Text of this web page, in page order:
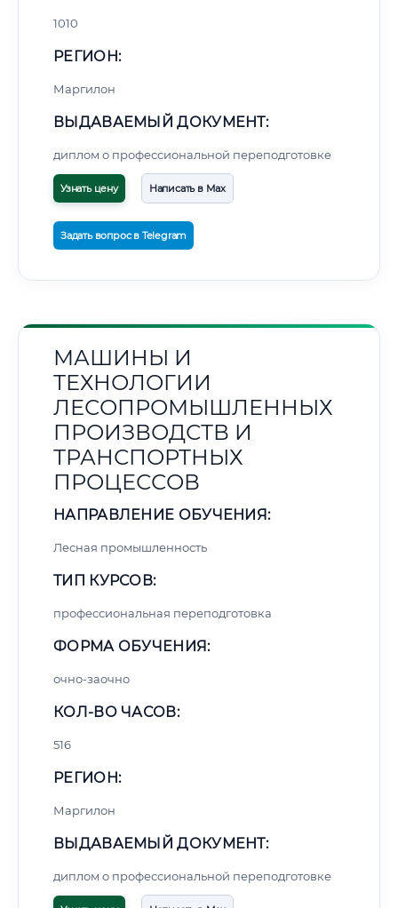
1010
РЕГИОН:
Маргилон
ВЫДАВАЕМЫЙ ДОКУМЕНТ:
диплом о профессиональной переподготовке
Узнать цену Написать в Max
Задать вопрос в Telegram
МАШИНЫ И
ТЕХНОЛОГИИ
ЛЕСОПРОМЫШЛЕННЫХ
ПРОИЗВОДСТВ И
ТРАНСПОРТНЫХ
ПРОЦЕССОВ
НАПРАВЛЕНИЕ ОБУЧЕНИЯ:
Лесная промышленность
ТИП КУРСОВ:
профессиональная переподготовка
ФОРМА ОБУЧЕНИЯ:
очно-заочно
КОЛ-ВО ЧАСОВ:
516
РЕГИОН:
Маргилон
ВЫДАВАЕМЫЙ ДОКУМЕНТ:
диплом о профессиональной переподготовке